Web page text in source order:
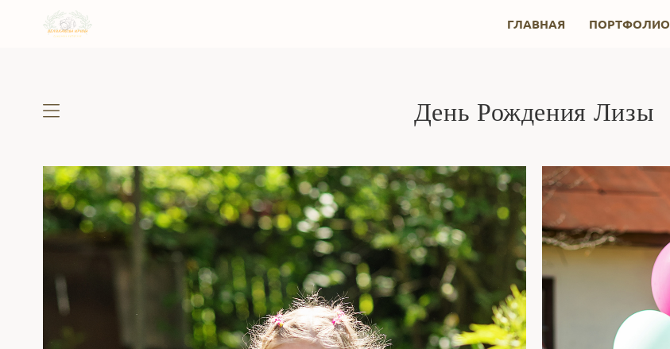
ГЛАВНАЯ ПОРТФОЛИО
День Рождения Лизы